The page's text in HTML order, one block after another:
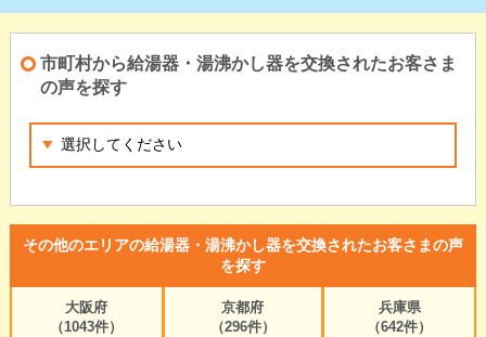
市町村から給湯器・湯沸かし器を交換されたお客さま
の声を探す
その他のエリアの給湯器・湯沸かし器を交換されたお客さまの声
を探す
大阪府
（1043件）
京都府
（296件）
兵庫県
（642件）